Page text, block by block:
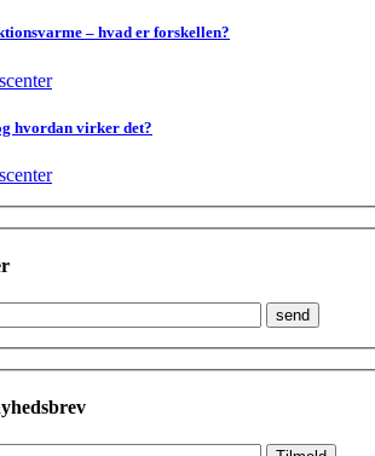
– hvad er forskellen?
hvordan virker det?
send